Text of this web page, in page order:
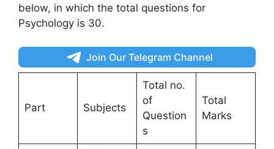
below, in which the total questions for
Psychology is 30.
Join Our Telegram Channel
Part Subjects
Total no.
of
Question
s
Total
Marks